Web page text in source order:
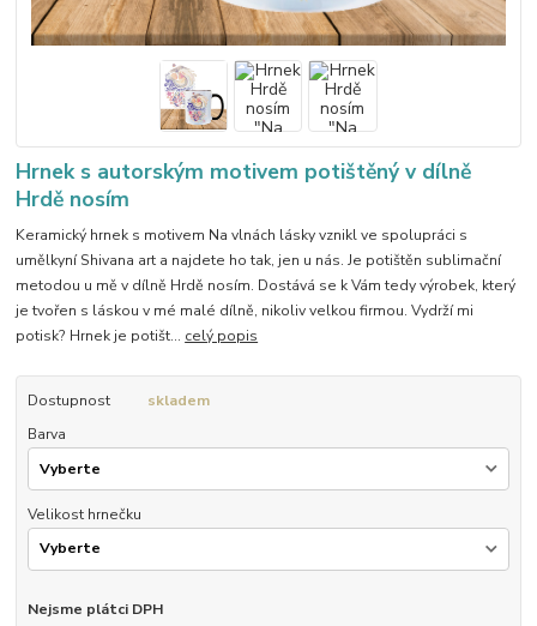
Hrnek s autorským motivem potištěný v dílně
Hrdě nosím
Keramický hrnek s motivem Na vlnách lásky vznikl ve spolupráci s
umělkyní Shivana art a najdete ho tak, jen u nás. Je potištěn sublimační
metodou u mě v dílně Hrdě nosím. Dostává se k Vám tedy výrobek, který
je tvořen s láskou v mé malé dílně, nikoliv velkou firmou. Vydrží mi
potisk? Hrnek je potišt... celý popis
Dostupnost
skladem
Barva
Velikost hrnečku
Nejsme plátci DPH